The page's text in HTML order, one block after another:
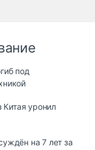
под
Китая уронил
на 7 лет за